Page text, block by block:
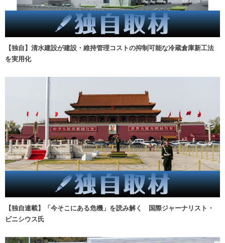
【独自】清水建設が建設・維持管理コストの抑制可能な冷蔵倉庫新工法
を実用化
【独自連載】「今そこにある危機」を読み解く 国際ジャーナリスト・
ビニシウス氏